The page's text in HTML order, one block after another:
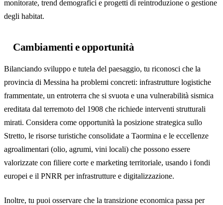
monitorate, trend demografici e progetti di reintroduzione o gestione
degli habitat.
Cambiamenti e opportunità
Bilanciando sviluppo e tutela del paesaggio, tu riconosci che la
provincia di Messina ha problemi concreti: infrastrutture logistiche
frammentate, un entroterra che si svuota e una vulnerabilità sismica
ereditata dal terremoto del 1908 che richiede interventi strutturali
mirati. Considera come opportunità la posizione strategica sullo
Stretto, le risorse turistiche consolidate a Taormina e le eccellenze
agroalimentari (olio, agrumi, vini locali) che possono essere
valorizzate con filiere corte e marketing territoriale, usando i fondi
europei e il PNRR per infrastrutture e digitalizzazione.
Inoltre, tu puoi osservare che la transizione economica passa per